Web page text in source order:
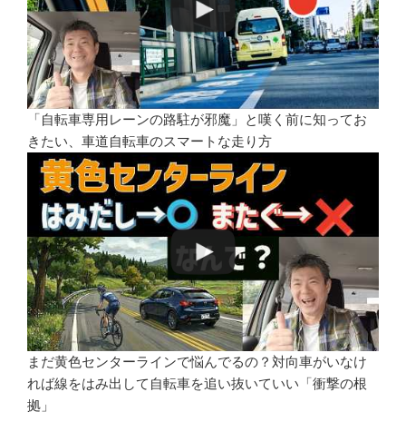
「自転車専用レーンの路駐が邪魔」と嘆く前に知ってお
きたい、車道自転車のスマートな走り方
まだ黄色センターラインで悩んでるの？対向車がいなけ
れば線をはみ出して自転車を追い抜いていい「衝撃の根
拠」